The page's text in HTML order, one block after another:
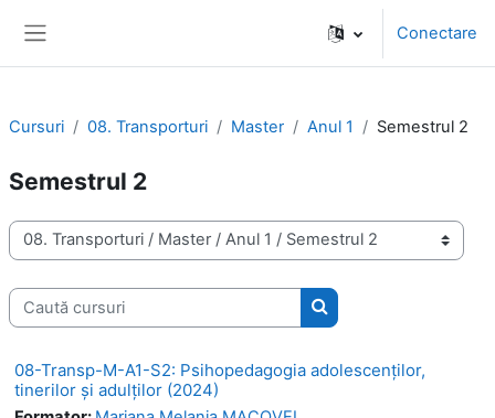
Conectare
Cursuri 08. Transporturi Master Anul 1 Semestrul 2
Semestrul 2
Categorii curs
Caută cursuri
Caută cursuri
08-Transp-M-A1-S2: Psihopedagogia adolescenţilor,
tinerilor şi adulţilor (2024)